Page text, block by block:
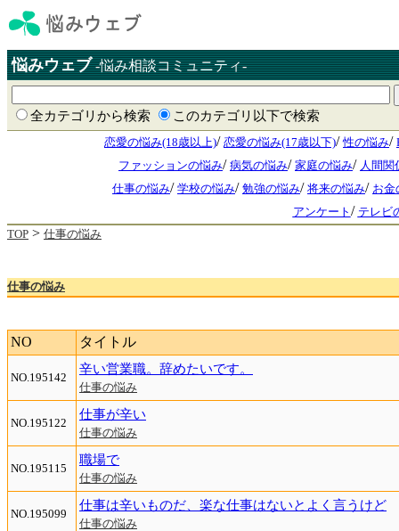
悩みウェブ -悩み相談コミュニティ-
全カテゴリから検索 このカテゴリ以下で検索
恋愛の悩み(18歳以上)/ 恋愛の悩み(17歳以下)/性の悩み/
ファッションの悩み/ 病気の悩み/ 家庭の悩み/ 人間関
仕事の悩み/ 学校の悩み/ 勉強の悩み/ 将来の悩み/ お金
アンケート / テレビ
TOP > 仕事の悩み
仕事の悩み
NO タイトル
NO.195142
辛い営業職。辞めたいです。
仕事の悩み
NO.195122
仕事が辛い
仕事の悩み
NO.195115
職場で
仕事の悩み
NO.195099
仕事は辛いものだ、楽な仕事はないとよく言うけど
仕事の悩み